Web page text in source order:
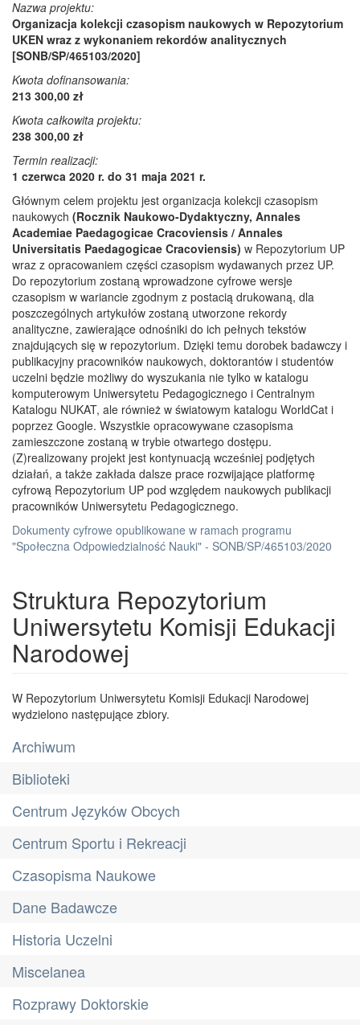
Nazwa projektu:
Organizacja kolekcji czasopism naukowych w Repozytorium
UKEN wraz z wykonaniem rekordów analitycznych
[SONB/SP/465103/2020]
Kwota dofinansowania:
213 300,00 zł
Kwota całkowita projektu:
238 300,00 zł
Termin realizacji:
1 czerwca 2020 r. do 31 maja 2021 r.
Głównym celem projektu jest organizacja kolekcji czasopism
naukowych (Rocznik Naukowo-Dydaktyczny, Annales
Academiae Paedagogicae Cracoviensis / Annales
Universitatis Paedagogicae Cracoviensis) w Repozytorium UP
wraz z opracowaniem części czasopism wydawanych przez UP.
Do repozytorium zostaną wprowadzone cyfrowe wersje
czasopism w wariancie zgodnym z postacią drukowaną, dla
poszczególnych artykułów zostaną utworzone rekordy
analityczne, zawierające odnośniki do ich pełnych tekstów
znajdujących się w repozytorium. Dzięki temu dorobek badawczy i
publikacyjny pracowników naukowych, doktorantów i studentów
uczelni będzie możliwy do wyszukania nie tylko w katalogu
komputerowym Uniwersytetu Pedagogicznego i Centralnym
Katalogu NUKAT, ale również w światowym katalogu WorldCat i
poprzez Google. Wszystkie opracowywane czasopisma
zamieszczone zostaną w trybie otwartego dostępu.
(Z)realizowany projekt jest kontynuacją wcześniej podjętych
działań, a także zakłada dalsze prace rozwijające platformę
cyfrową Repozytorium UP pod względem naukowych publikacji
pracowników Uniwersytetu Pedagogicznego.
Dokumenty cyfrowe opublikowane w ramach programu
"Społeczna Odpowiedzialność Nauki" - SONB/SP/465103/2020
Struktura Repozytorium
Uniwersytetu Komisji Edukacji
Narodowej
W Repozytorium Uniwersytetu Komisji Edukacji Narodowej
wydzielono następujące zbiory.
Archiwum
Biblioteki
Centrum Języków Obcych
Centrum Sportu i Rekreacji
Czasopisma Naukowe
Dane Badawcze
Historia Uczelni
Miscelanea
Rozprawy Doktorskie